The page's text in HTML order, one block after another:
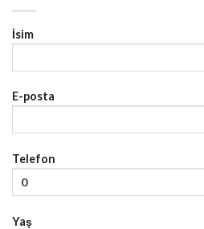
İsim
E-posta
Telefon
Yaş